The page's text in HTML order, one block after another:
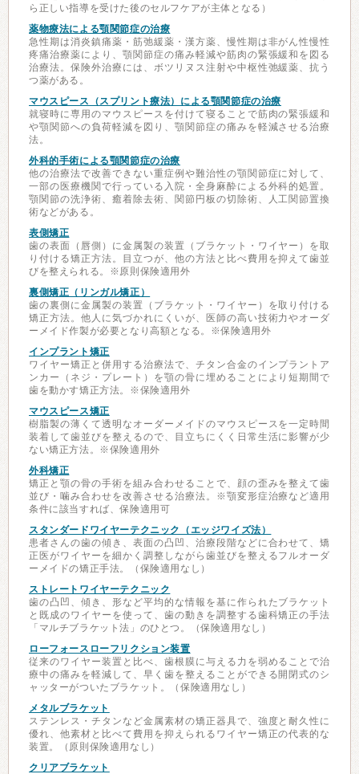
ら正しい指導を受けた後のセルフケアが主体となる）
薬物療法による顎関節症の治療
急性期は消炎鎮痛薬・筋弛緩薬・漢方薬、慢性期は非がん性慢性
疼痛治療薬により、顎関節症の痛み軽減や筋肉の緊張緩和を図る
治療法。保険外治療には、ボツリヌス注射や中枢性弛緩薬、抗う
つ薬がある。
マウスピース（スプリント療法）による顎関節症の治療
就寝時に専用のマウスピースを付けて寝ることで筋肉の緊張緩和
や顎関節への負荷軽減を図り、顎関節症の痛みを軽減させる治療
法。
外科的手術による顎関節症の治療
他の治療法で改善できない重症例や難治性の顎関節症に対して、
一部の医療機関で行っている入院・全身麻酔による外科的処置。
顎関節の洗浄術、癒着除去術、関節円板の切除術、人工関節置換
術などがある。
表側矯正
歯の表面（唇側）に金属製の装置（ブラケット・ワイヤー）を取
り付ける矯正方法。目立つが、他の方法と比べ費用を抑えて歯並
びを整えられる。※原則保険適用外
裏側矯正（リンガル矯正）
歯の裏側に金属製の装置（ブラケット・ワイヤー）を取り付ける
矯正方法。他人に気づかれにくいが、医師の高い技術力やオーダ
ーメイド作製が必要となり高額となる。※保険適用外
インプラント矯正
ワイヤー矯正と併用する治療法で、チタン合金のインプラントア
ンカー（ネジ・プレート）を顎の骨に埋めることにより短期間で
歯を動かす矯正方法。※保険適用外
マウスピース矯正
樹脂製の薄くて透明なオーダーメイドのマウスピースを一定時間
装着して歯並びを整えるので、目立ちにくく日常生活に影響が少
ない矯正方法。※保険適用外
外科矯正
矯正と顎の骨の手術を組み合わせることで、顔の歪みを整えて歯
並び・噛み合わせを改善させる治療法。※顎変形症治療など適用
条件に該当すれば、保険適用可
スタンダードワイヤーテクニック（エッジワイズ法）
患者さんの歯の傾き、表面の凸凹、治療段階などに合わせて、矯
正医がワイヤーを細かく調整しながら歯並びを整えるフルオーダ
ーメイドの矯正手法。（保険適用なし）
ストレートワイヤーテクニック
歯の凸凹、傾き、形など平均的な情報を基に作られたブラケット
と既成のワイヤーを使って、歯の動きを調整する歯科矯正の手法
「マルチブラケット法」のひとつ。（保険適用なし）
ローフォースローフリクション装置
従来のワイヤー装置と比べ、歯根膜に与える力を弱めることで治
療中の痛みを軽減して、早く歯を整えることができる開閉式のシ
ャッターがついたブラケット。（保険適用なし）
メタルブラケット
ステンレス・チタンなど金属素材の矯正器具で、強度と耐久性に
優れ、他素材と比べて費用を抑えられるワイヤー矯正の代表的な
装置。（原則保険適用なし）
クリアブラケット